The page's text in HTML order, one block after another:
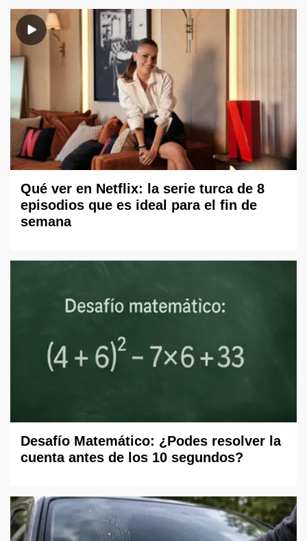
Qué ver en Netflix: la serie turca de 8
episodios que es ideal para el fin de
semana
Desafío Matemático: ¿Podes resolver la
cuenta antes de los 10 segundos?